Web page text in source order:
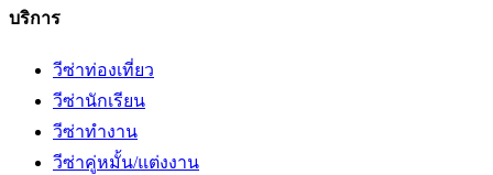
บริการ
วีซ่าท่องเที่ยว
วีซ่านักเรียน
วีซ่าทำงาน
วีซ่าคู่หมั้น/แต่งงาน